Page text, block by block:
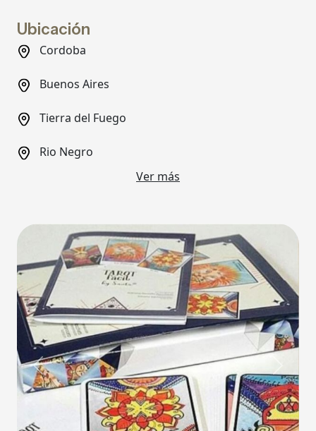
Ubicación
Cordoba
Buenos Aires
Tierra del Fuego
Rio Negro
Ver más
Previous Next